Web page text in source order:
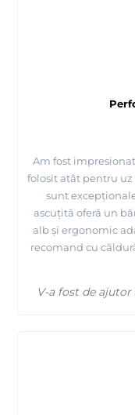
Am fost
folosit atât pentru uz
sunt
ascuțită oferă un
alb și ergonomic
recomand cu
V-a fost de ajutor